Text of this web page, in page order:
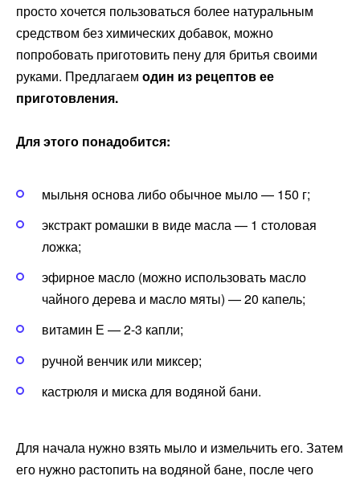
просто хочется пользоваться более натуральным
средством без химических добавок, можно
попробовать приготовить пену для бритья своими
руками. Предлагаем один из рецептов ее
приготовления.
Для этого понадобится:
мыльня основа либо обычное мыло — 150 г;
экстракт ромашки в виде масла — 1 столовая
ложка;
эфирное масло (можно использовать масло
чайного дерева и масло мяты) — 20 капель;
витамин Е — 2-3 капли;
ручной венчик или миксер;
кастрюля и миска для водяной бани.
Для начала нужно взять мыло и измельчить его. Затем
его нужно растопить на водяной бане, после чего